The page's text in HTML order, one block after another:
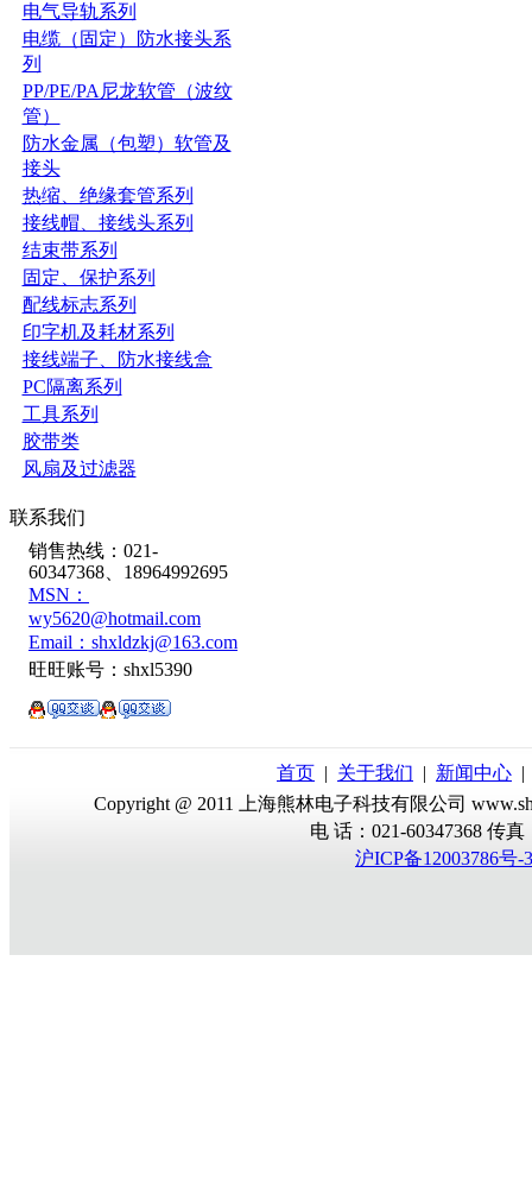
电气导轨系列
电缆（固定）防水接头系
列
PP/PE/PA尼龙软管（波纹
管）
防水金属（包塑）软管及
接头
热缩、绝缘套管系列
接线帽、接线头系列
结束带系列
固定、保护系列
配线标志系列
印字机及耗材系列
接线端子、防水接线盒
PC隔离系列
工具系列
胶带类
风扇及过滤器
联系我们
销售热线：021-
60347368、18964992695
MSN：
wy5620@hotmail.com
Email：shxldzkj@163.com
旺旺账号：shxl5390
首页 | 关于我们 | 新闻中心
Copyright @ 2011 上海熊林电子科技有限公司
电 话：021-60347368 传真
沪ICP备12003786号-3